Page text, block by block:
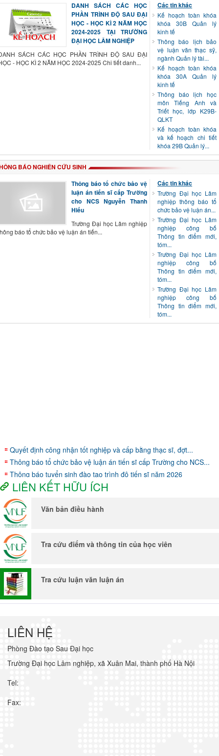
DANH SÁCH CÁC HỌC
PHẦN TRÌNH ĐỘ SAU ĐẠI
HỌC - HỌC KÌ 2 NĂM HỌC
2024-2025 TẠI TRƯỜNG
ĐẠI HỌC LÂM NGHIỆP
SÁCH CÁC HỌC PHẦN TRÌNH ĐỘ SAU ĐẠI
- HỌC KÌ 2 NĂM HỌC 2024-2025 Chi tiết danh...
Các tin khác
Kế hoạch toàn khóa
khóa 30B Quản lý
kinh tế
Thông báo lịch bảo
vệ luận văn thạc sỹ,
ngành Quản lý tài...
Kế hoạch toàn khóa
khóa 30A Quản lý
kinh tế
Thông báo lịch học
môn Tiếng Anh và
Triết học, lớp K29B-
QLKT
Kế hoạch toàn khóa
và kế hoạch chi tiết
khóa 29B Quản lý...
BÁO NGHIÊN CỨU SINH
Thông báo tổ chức bảo vệ
luận án tiến sĩ cấp Trường
cho NCS Nguyễn Thanh
Hiếu
Trường Đại học Lâm nghiệp
báo tổ chức bảo vệ luận án tiến...
Các tin khác
Trường Đại học Lâm
nghiệp thông báo tổ
chức bảo vệ luận án...
Trường Đại học Lâm
nghiệp công bố
Thông tin điểm mới,
tóm...
Trường Đại học Lâm
nghiệp công bố
Thông tin điểm mới,
tóm...
Trường Đại học Lâm
nghiệp công bố
Thông tin điểm mới,
tóm...
Quyết định công nhận tốt nghiệp và cấp bằng thạc sĩ, đợt...
Thông báo tổ chức bảo vệ luận án tiến sĩ cấp Trường cho NCS...
Thông báo tuyển sinh đào tạo trình độ tiến sĩ năm 2026
Thông báo tuyển sinh đào tạo trình độ thạc sĩ năm 2026
LIÊN KẾT HỮU ÍCH
Văn bản điều hành
Tra cứu điểm và thông tin của học viên
Tra cứu luận văn luận án
LIÊN HỆ
Phòng Đào tạo Sau Đại học
Trường Đại học Lâm nghiệp, xã Xuân Mai, thành phố Hà Nội
Tel:
Fax: